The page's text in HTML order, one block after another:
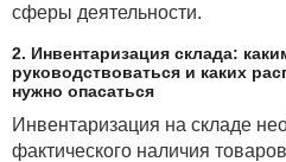
сферы деятельности.
2. Инвентаризация склада:
руководствоваться и каких
нужно опасаться
Инвентаризация на складе
фактического наличия